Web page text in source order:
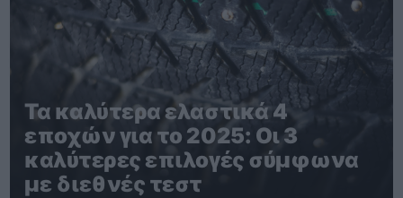
Τα καλύτερα ελαστικά 4
εποχών για το 2025: Οι 3
καλύτερες επιλογές σύμφωνα
με διεθνές τεστ